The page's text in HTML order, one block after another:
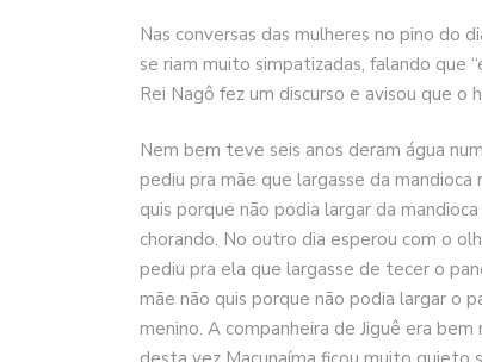
Nas conversas das mulheres no pino do
se riam muito simpatizadas, falando que
Rei Nagô fez um discurso e avisou que o
Nem bem teve seis anos deram água
pediu pra mãe que largasse da
quis porque não podia largar da
chorando. No outro dia esperou com o
pediu pra ela que largasse de tecer o
mãe não quis porque não podia largar o
menino. A companheira de Jiguê era